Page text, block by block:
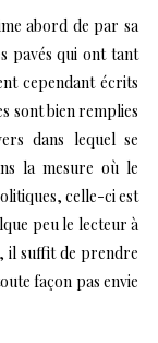
abord de par sa
pavés qui ont tant
cependant écrits
sont bien remplies
dans lequel se
la mesure où le
celle-ci est
peu le lecteur à
il suffit de prendre
façon pas envie